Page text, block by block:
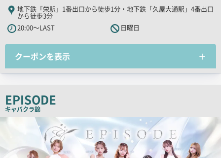
舗
PR
キ
コ
ー
地下鉄「栄駅」1番出口から徒歩1分・地下鉄「久屋大通駅」4番出口
から徒歩3分
20:00～LAST
日曜日
クーポンを表示
EPISODE
キャバクラ錦
検
一
覧